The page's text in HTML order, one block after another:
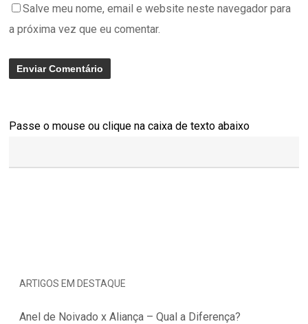
Salve meu nome, email e website neste navegador para
a próxima vez que eu comentar.
Passe o mouse ou clique na caixa de texto abaixo
ARTIGOS EM DESTAQUE
Anel de Noivado x Aliança – Qual a Diferença?